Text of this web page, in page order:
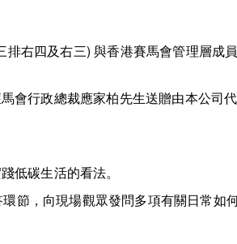
右四及右三) 與香港賽馬會管理層成
行政總裁應家柏先生送贈由本公司
低碳生活的看法。
節，向現場觀眾發問多項有關日常如何